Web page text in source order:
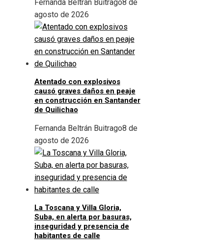
Fernanda Beltrán Buitrago8 de
agosto de 2026
Atentado con explosivos
causó graves daños en peaje
en construcción en Santander
de Quilichao
Fernanda Beltrán Buitrago8 de
agosto de 2026
La Toscana y Villa Gloria,
Suba, en alerta por basuras,
inseguridad y presencia de
habitantes de calle